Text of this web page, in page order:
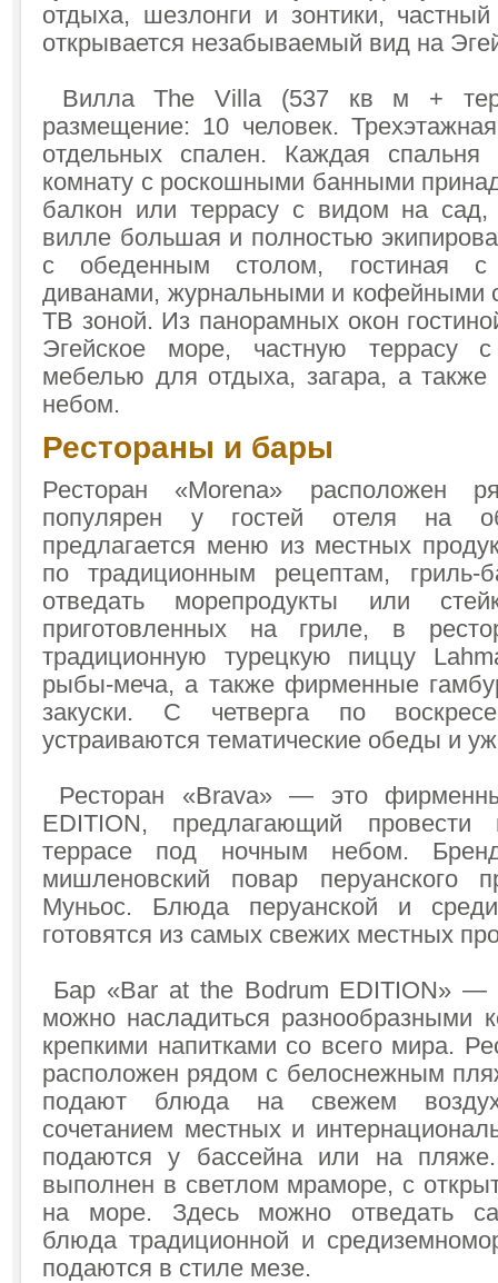
отдыха, шезлонги и зонтики,
открывается незабываемый вид на
Вилла The Villa (537 кв м +
размещение: 10 человек.
отдельных спален. Каждая
комнату с роскошными банными
балкон или террасу с видом на
вилле большая и полностью
с обеденным столом, гостиная с
диванами, журнальными и кофейными
ТВ зоной. Из панорамных окон
Эгейское море, частную террасу
мебелью для отдыха, загара, а
небом.
Рестораны и бары
Ресторан «Morena»
популярен у гостей отеля на
предлагается меню из местных
по традиционным рецептам, гриль-
отведать морепродукты или
приготовленных на гриле, в
традиционную турецкую пиццу
рыбы-меча, а также фирменные
закуски. С четверга по
устраиваются тематические обеды и
Ресторан «Brava» — это
EDITION, предлагающий провести
террасе под ночным небом.
мишленовский повар перуанского
Муньос. Блюда перуанской и
готовятся из самых свежих местных
Бар «Bar at the Bodrum EDITION» —
можно насладиться разнообразными
крепкими напитками со всего мира.
расположен рядом с белоснежным
подают блюда на свежем
сочетанием местных и
подаются у бассейна или на
выполнен в светлом мраморе, с
на море. Здесь можно отведать
блюда традиционной и
подаются в стиле мезе.